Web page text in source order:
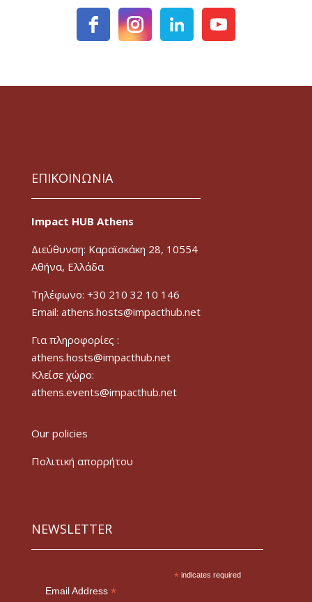
ΕΠΙΚΟΙΝΩΝΙΑ
Impact HUB Athens
Διεύθυνση: Καραϊσκάκη 28, 10554
Αθήνα, Ελλάδα
Τηλέφωνο: +30 210 32 10 146
Email: athens.hosts@impacthub.net
Για πληροφορίες :
athens.hosts@impacthub.net
Κλείσε χώρο:
athens.events@impacthub.net
Our policies
Πολιτική απορρήτου
NEWSLETTER
* indicates required
Email Address *